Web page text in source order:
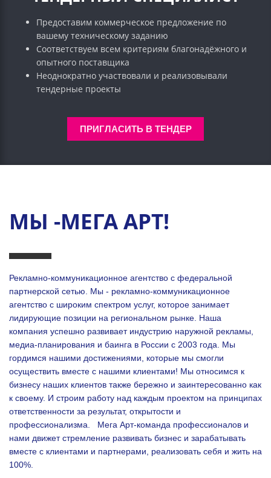
Предоставим коммерческое предложение по
вашему техническому заданию
Соответствуем всем критериям благонадёжного и
опытного поставщика
Неоднократно участвовали и реализовывали
тендерные проекты
ПРИГЛАСИТЬ В ТЕНДЕР
МЫ -МЕГА АРТ!
Рекламно-коммуникационное агентство с федеральной
партнерской сетью. Мы - рекламно-коммуникационное
агентство с широким спектром услуг, которое занимает
лидирующие позиции на региональном рынке. Наша
компания успешно развивает индустрию наружной рекламы,
медиа-планирования и баинга в России с 2003 года. Мы
гордимся нашими достижениями, которые мы смогли
осуществить вместе с нашими клиентами! Мы относимся к
бизнесу наших клиентов также бережно и заинтересованно как
к своему. И строим работу над каждым проектом на принципах
ответственности за результат, открытости и
профессионализма. Мега Арт-команда профессионалов и
нами движет стремление развивать бизнес и зарабатывать
вместе с клиентами и партнерами, реализовать себя и жить на
100%.